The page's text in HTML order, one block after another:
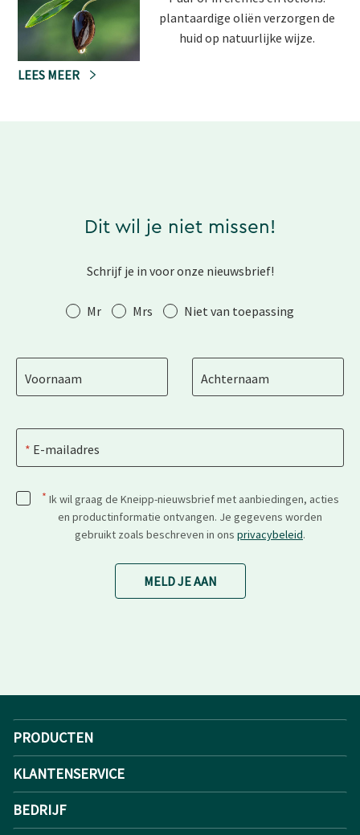
plantaardige oliën verzorgen de
huid op natuurlijke wijze.
LEES MEER
Dit wil je niet missen!
Schrijf je in voor onze nieuwsbrief!
Aanhef Mr Mrs Niet van toepassing
Voornaam Achternaam
E-mailadres
* Ik wil graag de Kneipp-nieuwsbrief met aanbiedingen, acties
en productinformatie ontvangen. Je gegevens worden
gebruikt zoals beschreven in ons privacybeleid.
MELD JE AAN
PRODUCTEN
KLANTENSERVICE
BEDRIJF